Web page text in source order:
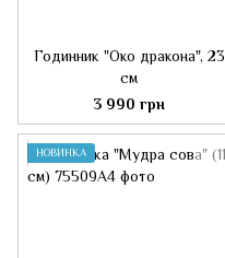
Годинник "Око дракона", 23
см
3 990 грн
НОВИНКА